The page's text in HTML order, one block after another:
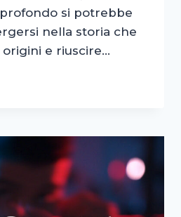
si potrebbe
nella storia che
e riuscire…